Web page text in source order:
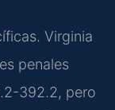
Virginia
penales
392.2, pero